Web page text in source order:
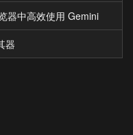
器中高效使用 Gemini
器